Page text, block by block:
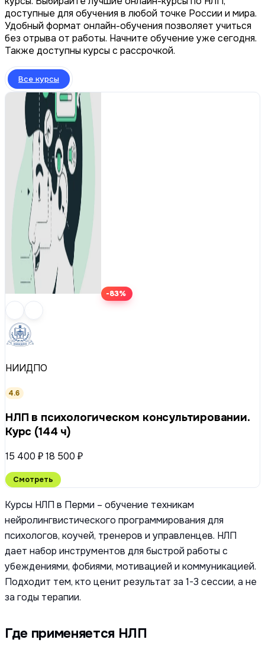
доступные для обучения в любой точке России и мира.
Удобный формат онлайн-обучения позволяет учиться
без отрыва от работы. Начните обучение уже сегодня.
Также доступны курсы с рассрочкой.
Все курсы
-83%
НИИДПО
4.6
НЛП в психологическом консультировании.
Курс (144 ч)
15 400 ₽18 500 ₽
Смотреть
Курсы НЛП в Перми – обучение техникам
нейролингвистического программирования для
психологов, коучей, тренеров и управленцев. НЛП
дает набор инструментов для быстрой работы с
убеждениями, фобиями, мотивацией и коммуникацией.
Подходит тем, кто ценит результат за 1-3 сессии, а не
за годы терапии.
Где применяется НЛП